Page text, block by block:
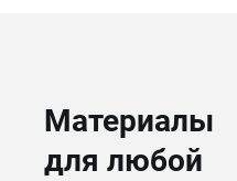
Материалы
для любой